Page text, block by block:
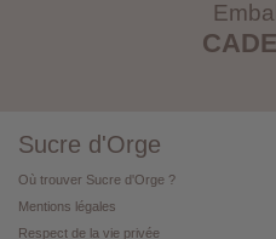
Sucre d'Orge
Où trouver Sucre d'Orge ?
Mentions légales
Respect de la vie privée